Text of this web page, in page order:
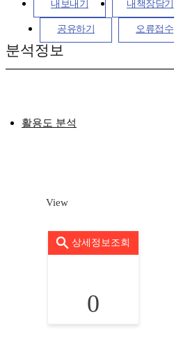
내보내기 내책장담기
공유하기 오류접수
분석정보
활용도 분석
View
상세정보조회
0